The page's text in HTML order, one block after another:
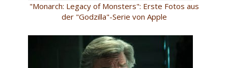
"Monarch: Legacy of Monsters": Erste Fotos aus
der "Godzilla"-Serie von Apple